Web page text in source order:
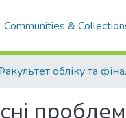
Communities &